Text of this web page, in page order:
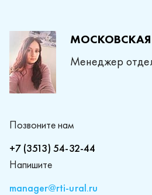
МОСКОВСКАЯ
Менеджер
Позвоните нам
+7 (3513) 54-32-44
Напишите
manager@rti-ural.ru